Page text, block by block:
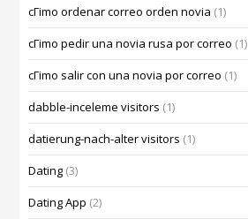
cГіmo ordenar correo orden novia (1)
cГіmo pedir una novia rusa por correo (1)
cГіmo salir con una novia por correo (1)
dabble-inceleme visitors (1)
datierung-nach-alter visitors (1)
Dating (3)
Dating App (2)